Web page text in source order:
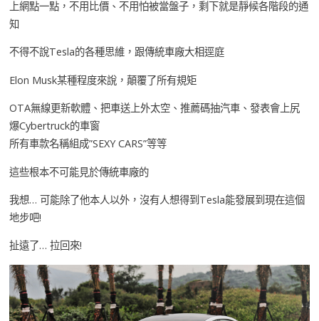
上網點一點，不用比價、不用怕被當盤子，剩下就是靜候各階段的通
知
不得不說Tesla的各種思維，跟傳統車廠大相逕庭
Elon Musk某種程度來說，顛覆了所有規矩
OTA無線更新軟體、把車送上外太空、推薦碼抽汽車、發表會上尻
爆Cybertruck的車窗
所有車款名稱組成”SEXY CARS”等等
這些根本不可能見於傳統車廠的
我想… 可能除了他本人以外，沒有人想得到Tesla能發展到現在這個
地步吧!
扯遠了… 拉回來!